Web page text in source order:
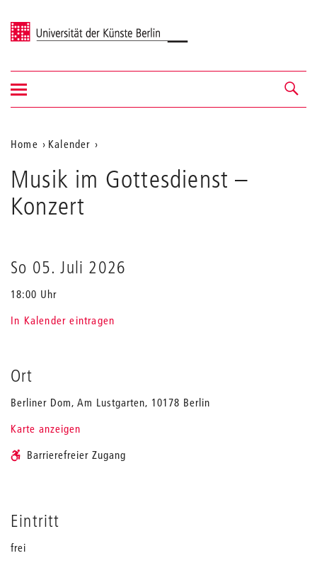
Universität der Künste Berlin
Navigation &
Suche
Navigation
ein-/ausblenden
Aktuelle
Position
auf
der
Home
Kalender
im
Gottesdienst
Musik im Gottesdienst –
Konzert
So 05. Juli 2026
18:00 Uhr
In Kalender eintragen
Ort
Berliner Dom, Am Lustgarten, 10178 Berlin
Karte anzeigen
Barrierefreier Zugang
Eintritt
frei